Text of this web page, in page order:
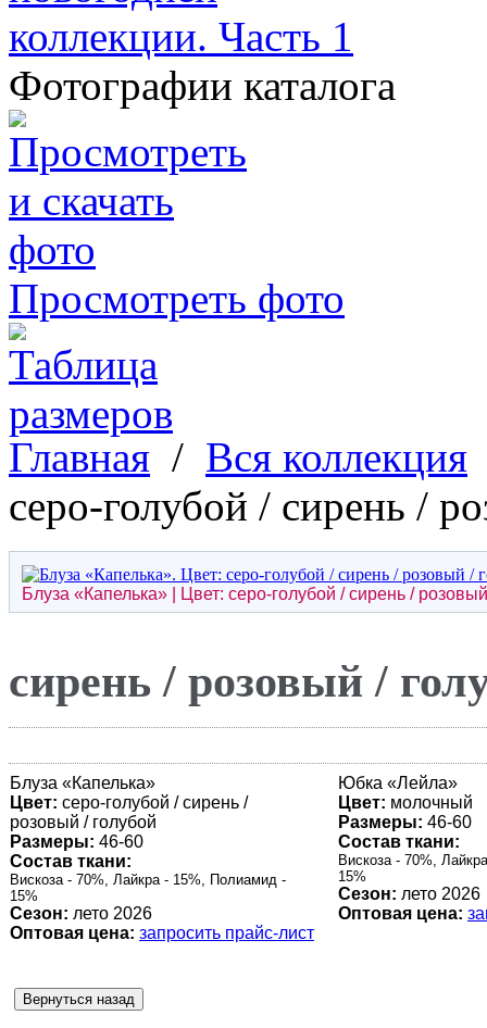
Фотографии каталога
Просмотреть фото
Главная / Вся коллекция
серо-голубой / сирень /
Блуза «Капелька» | Цвет: серо-голубой / сирень /
сирень / розовый /
Блуза «Капелька»
Цвет: серо-голубой / сирень /
розовый / голубой
Размеры: 46-60
Состав ткани:
Вискоза - 70%, Лайкра - 15%, Полиамид -
15%
Сезон: лето 2026
Оптовая цена: запросить прайс-лист
Юбка «Лейла»
Цвет: молочный
Размеры: 46-60
Состав ткани:
Вискоза - 70%,
15%
Сезон: лето 2026
Оптовая цена: